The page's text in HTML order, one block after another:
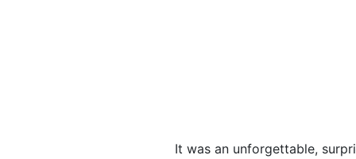
It was an unforgettable,